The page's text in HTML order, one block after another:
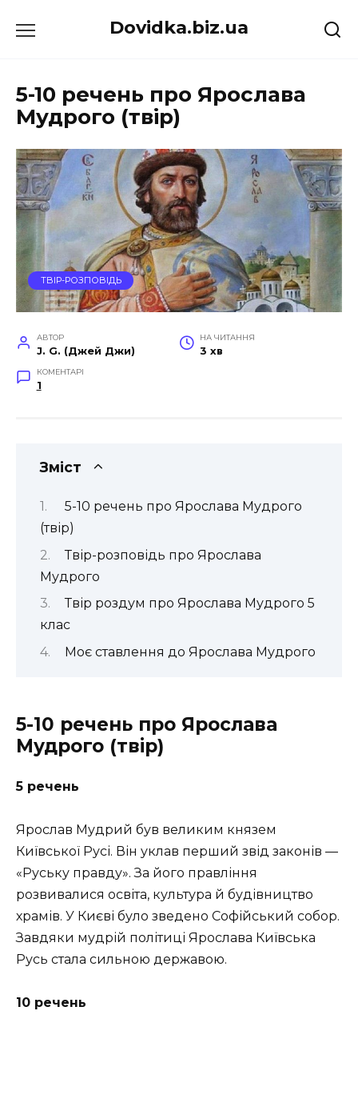
до
Dovidka.biz.ua
5-10 речень про Ярослава
Мудрого (твір)
ТВІР-РОЗПОВІДЬ
АВТОР
J. G. (Джей Джи)
НА ЧИТАННЯ
3 хв
КОМЕНТАРІ
1
Зміст
5-10 речень про Ярослава Мудрого
(твір)
Твір-розповідь про Ярослава
Мудрого
Твір роздум про Ярослава Мудрого 5
клас
Моє ставлення до Ярослава Мудрого
5-10 речень про Ярослава
Мудрого (твір)
5 речень
Ярослав Мудрий був великим князем
Київської Русі. Він уклав перший звід законів —
«Руську правду». За його правління
розвивалися освіта, культура й будівництво
храмів. У Києві було зведено Софійський собор.
Завдяки мудрій політиці Ярослава Київська
Русь стала сильною державою.
10 речень